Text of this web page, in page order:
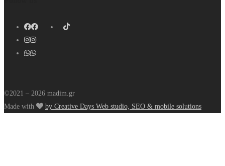
©2021 – 2026 madim.gr
Made with
by Creative Days Web studio, SEO & mobile solutions